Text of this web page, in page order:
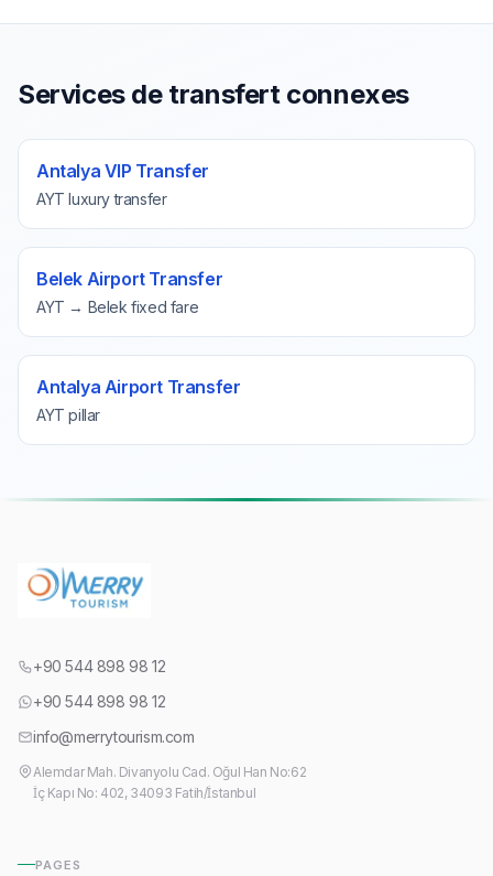
Services de transfert connexes
Antalya VIP Transfer
AYT luxury transfer
Belek Airport Transfer
AYT → Belek fixed fare
Antalya Airport Transfer
AYT pillar
+90 544 898 98 12
+90 544 898 98 12
info@merrytourism.com
Alemdar Mah. Divanyolu Cad. Oğul Han No:62
İç Kapı No: 402, 34093 Fatih/İstanbul
PAGES